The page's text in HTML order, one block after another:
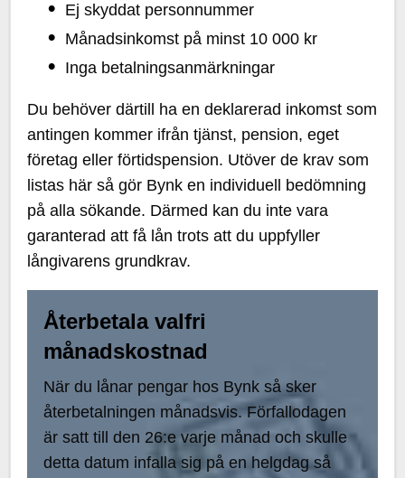
Ej skyddat personnummer
Månadsinkomst på minst 10 000 kr
Inga betalningsanmärkningar
Du behöver därtill ha en deklarerad inkomst som
antingen kommer ifrån tjänst, pension, eget
företag eller förtidspension. Utöver de krav som
listas här så gör Bynk en individuell bedömning
på alla sökande. Därmed kan du inte vara
garanterad att få lån trots att du uppfyller
långivarens grundkrav.
Återbetala valfri
månadskostnad
När du lånar pengar hos Bynk så sker
återbetalningen månadsvis. Förfallodagen
är satt till den 26:e varje månad och skulle
detta datum infalla sig på en helgdag så